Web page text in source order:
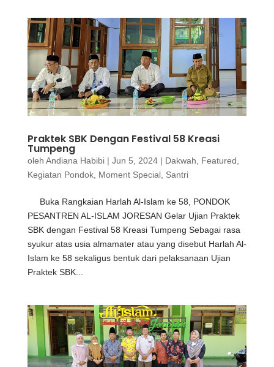
Praktek SBK Dengan Festival 58 Kreasi
Tumpeng
oleh Andiana Habibi| Jun 5, 2024| Dakwah Featured
Kegiatan Pondok, Moment Special, Santri
Buka Rangkaian Harlah Al-Islam ke 58, PONDOK
PESANTREN AL-ISLAM JORESAN Gelar Ujian Praktek
SBK dengan Festival 58 Kreasi Tumpeng Sebagai rasa
syukur atas usia almamater atau yang disebut Harlah Al-
Islam ke 58 sekaligus bentuk dari pelaksanaan Ujian
Praktek SBK...